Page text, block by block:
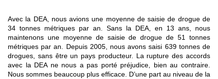
Avec la DEA, nous avions une moyenne de saisie de drogue de
34 tonnes métriques par an. Sans la DEA, en 13 ans, nous
maintenons une moyenne de saisie de drogue de 51 tonnes
métriques par an. Depuis 2005, nous avons saisi 639 tonnes de
drogues, sans être un pays producteur. La rupture des accords
avec la DEA ne nous a pas porté préjudice, bien au contraire.
Nous sommes beaucoup plus efficace. D’une part au niveau de la